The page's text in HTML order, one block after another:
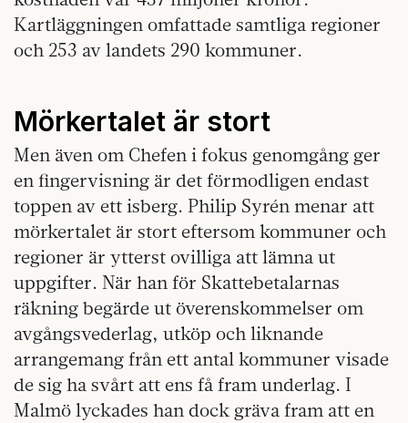
Kartläggningen omfattade samtliga regioner
och 253 av landets 290 kommuner.
Mörkertalet är stort
Men även om Chefen i fokus genomgång ger
en fingervisning är det förmodligen endast
toppen av ett isberg. Philip Syrén menar att
mörkertalet är stort eftersom kommuner och
regioner är ytterst ovilliga att lämna ut
uppgifter. När han för Skattebetalarnas
räkning begärde ut överenskommelser om
avgångsvederlag, utköp och liknande
arrangemang från ett antal kommuner visade
de sig ha svårt att ens få fram underlag. I
Malmö lyckades han dock gräva fram att en